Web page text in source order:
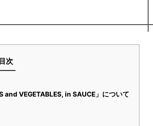
目次
and VEGETABLES, in SAUCE」について